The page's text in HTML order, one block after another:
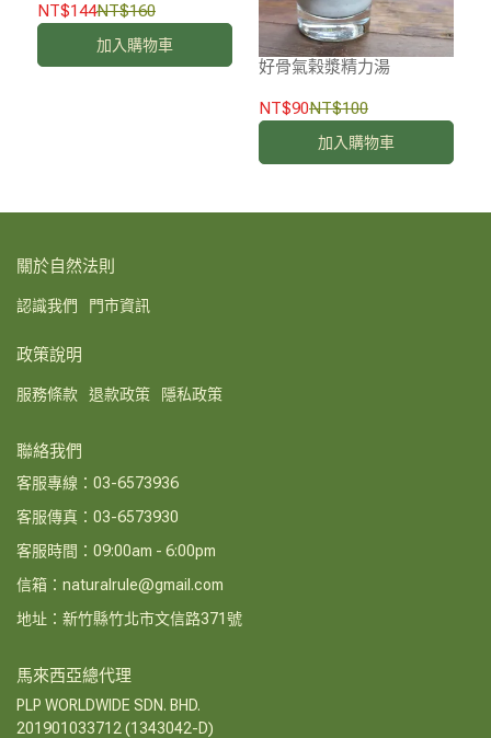
NT$144NT$160
加入購物車
好骨氣榖漿精力湯
NT$90NT$100
加入購物車
關於自然法則
認識我們 門市資訊
政策說明
服務條款 退款政策 隱私政策
聯絡我們
客服專線：03-6573936
客服傳真：03-6573930
客服時間：09:00am - 6:00pm
信箱：naturalrule@gmail.com
地址：新竹縣竹北市文信路371號
馬來西亞總代理
PLP WORLDWIDE SDN. BHD.
201901033712 (1343042-D)